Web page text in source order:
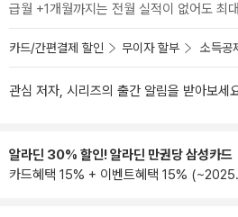
급월 +1개월까지는 전월 실적이 없어도 최
카드/간편결제 할인 무이자 할부 소득공
관심 저자, 시리즈의 출간 알림을 받아보세
알라딘 30% 할인! 알라딘 만권당 삼성카드
카드혜택 15% + 이벤트혜택 15%